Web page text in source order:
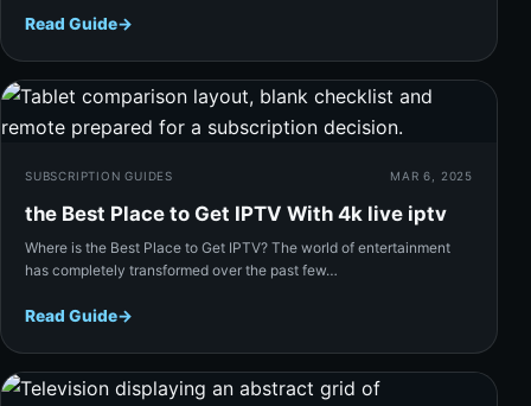
Read Guide→
SUBSCRIPTION GUIDES MAR 6, 2025
the Best Place to Get IPTV With 4k live iptv​
Where is the Best Place to Get IPTV? The world of entertainment
has completely transformed over the past few…
Read Guide→